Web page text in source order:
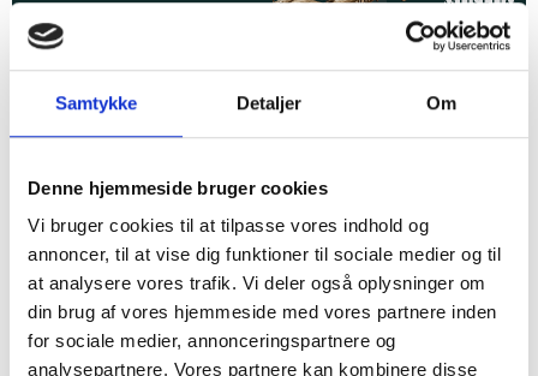
Samtykke Detaljer Om
Denne hjemmeside bruger cookies
Vi bruger cookies til at tilpasse vores indhold og
annoncer, til at vise dig funktioner til sociale medier og til
at analysere vores trafik. Vi deler også oplysninger om
din brug af vores hjemmeside med vores partnere inden
for sociale medier, annonceringspartnere og
analysepartnere. Vores partnere kan kombinere disse
Oplev hele Vestsjællands historie med vores MVE-
fællesbillet
25. juni 2026